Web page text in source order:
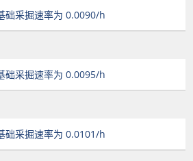
础采掘速率为 0.0090/h
础采掘速率为 0.0095/h
础采掘速率为 0.0101/h